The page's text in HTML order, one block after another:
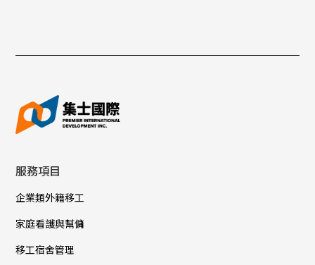
服務項目
企業類外籍移工
家庭看護與幫傭
移工宿舍管理